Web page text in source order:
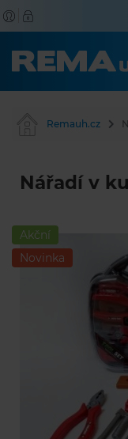
Remauh.cz
Nářadí v
Akční
Novinka